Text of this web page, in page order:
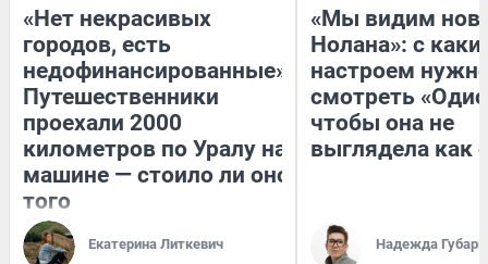
«Нет некрасивых
городов, есть
недофинансированные».
Путешественники
проехали 2000
километров по Уралу на
машине — стоило ли оно
того
Екатерина Литкевич
«Мы видим
Нолана»: с
настроем
смотреть
чтобы она не
выглядела как
Надежда Губарь